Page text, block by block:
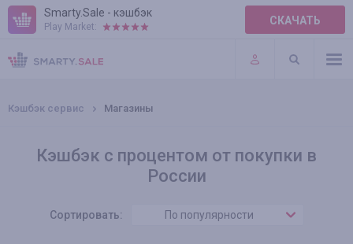
Smarty.Sale - кэшбэк
Play Market: СКАЧАТЬ
ПРАВИЛА
ПЛАГИНЫ
Кэшбэк сервис Магазины
Кэшбэк с процентом от покупки в
России
Сортировать: По популярности